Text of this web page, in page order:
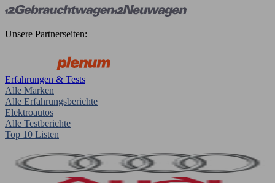
Unsere Partnerseiten:
Erfahrungen & Tests
Alle Marken
Alle Erfahrungsberichte
Elektroautos
Alle Testberichte
Top 10 Listen